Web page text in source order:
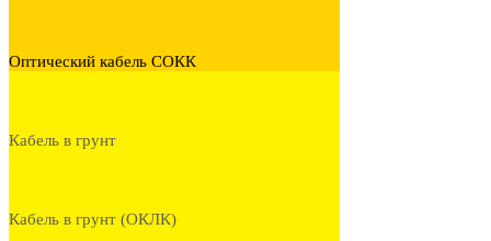
Оптический кабель СОКК
Кабель в грунт
Кабель в грунт (ОКЛК)